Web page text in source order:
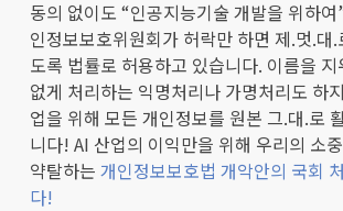
동의 없이도 “인공지능기술 개발을 위하
인정보보호위원회가 허락만 하면 제.멋.대
도록 법률로 허용하고 있습니다. 이름을
없게 처리하는 익명처리나 가명처리도 하
업을 위해 모든 개인정보를 원본 그.대.로
니다! AI 산업의 이익만을 위해 우리의 소
약탈하는 개인정보보호법 개악안의 국회
다!